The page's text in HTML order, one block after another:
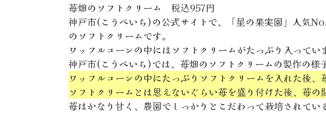
苺畑のソフトクリーム 税込957円
神戸市(こうべいち)の公式サイトで、「星の果実園」人気
のソフトクリームです。
ワッフルコーンの中にはソフトクリームがたっぷり入って
神戸市(こうべいち)では、苺畑のソフトクリームの製作の様
ワッフルコーンの中にたっぷりソフトクリームを入れた後、
ソフトクリームとは思えないぐらい苺を盛り付けた後、苺
苺はかなり甘く、農園でしっかりとこだわって栽培されてい